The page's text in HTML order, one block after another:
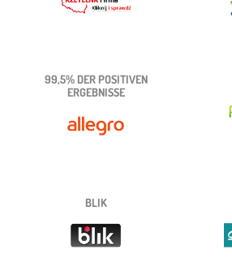
99,5% DER POSITIVEN
ERGEBNISSE
BLIK